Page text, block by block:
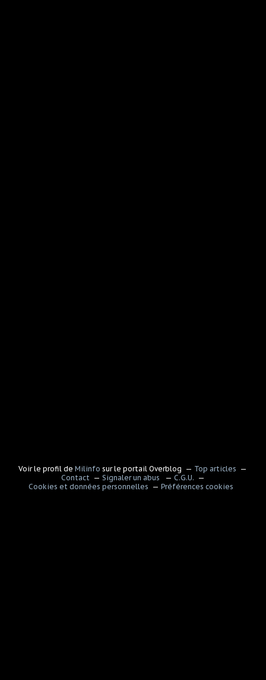
Voir le profil deMilinfo sur le portail Overblog
Top articles
Contact
Signaler un abus
C.G.U.
Cookies et données personnelles
Préférences cookies